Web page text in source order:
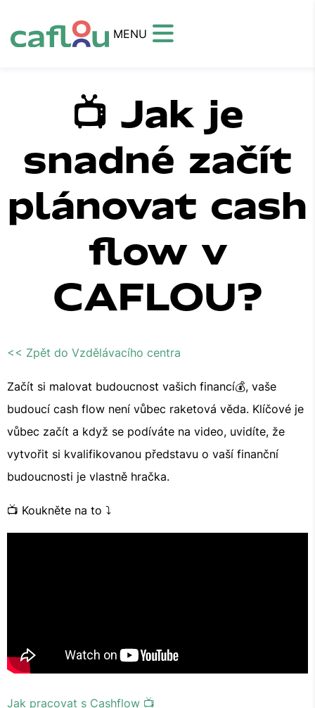
MENU
📺 Jak je
snadné začít
plánovat cash
flow v
CAFLOU?
<< Zpět do Vzdělávacího centra
Začít si malovat budoucnost vašich financí💰, vaše
budoucí cash flow není vůbec raketová věda. Klíčové je
vůbec začít a když se podíváte na video, uvidíte, že
vytvořit si kvalifikovanou představu o vaší finanční
budoucnosti je vlastně hračka.
📺 Koukněte na to ⤵
Jak pracovat s Cashflow 📺